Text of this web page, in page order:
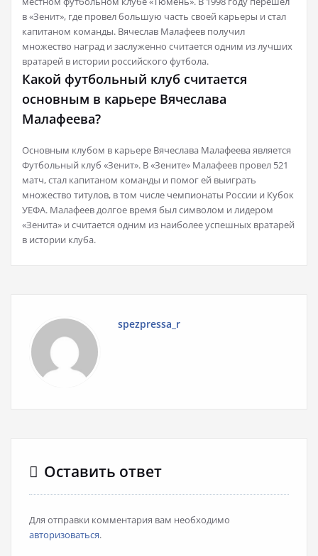
в «Зенит», где провел большую часть своей карьеры и стал
капитаном команды. Вячеслав Малафеев получил
множество наград и заслуженно считается одним из лучших
вратарей в истории российского футбола.
Какой футбольный клуб считается
основным в карьере Вячеслава
Малафеева?
Основным клубом в карьере Вячеслава Малафеева является
Футбольный клуб «Зенит». В «Зените» Малафеев провел 521
матч, стал капитаном команды и помог ей выиграть
множество титулов, в том числе чемпионаты России и Кубок
УЕФА. Малафеев долгое время был символом и лидером
«Зенита» и считается одним из наиболее успешных вратарей
в истории клуба.
spezpressa_r
Оставить ответ
Для отправки комментария вам необходимо
авторизоваться.